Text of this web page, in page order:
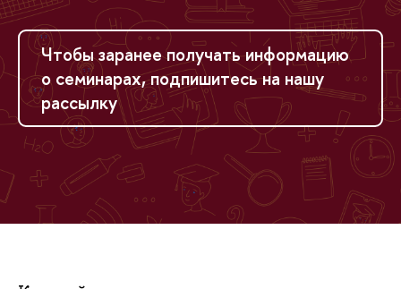
Чтобы заранее получать информацию
о семинарах, подпишитесь на нашу
рассылку